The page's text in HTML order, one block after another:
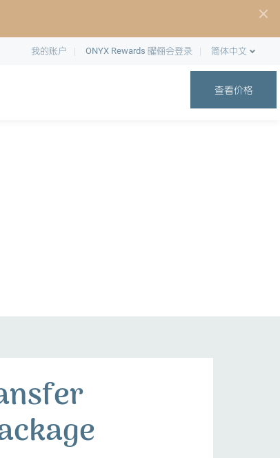
我的账户 ONYX Rewards 曜俪会登录 简体中文
查看价格